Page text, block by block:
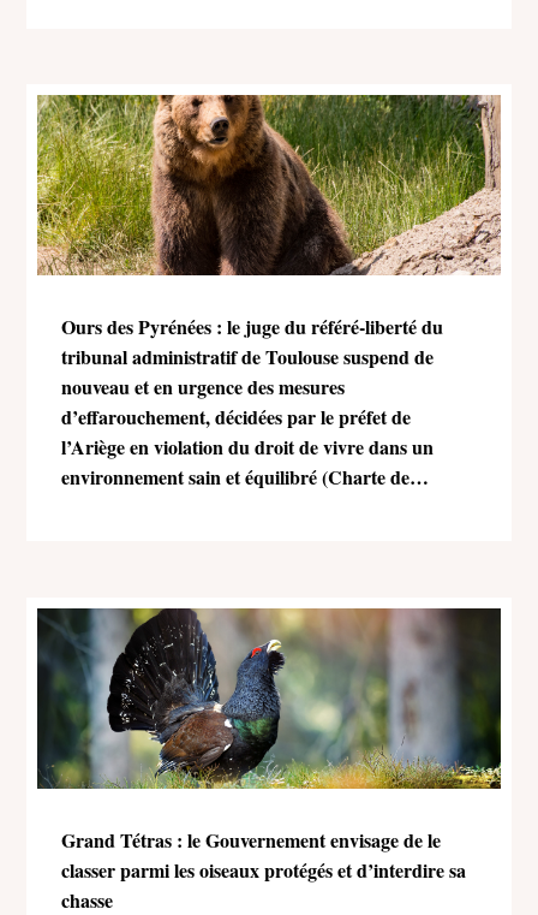
Ours des Pyrénées : le juge du référé-liberté du
tribunal administratif de Toulouse suspend de
nouveau et en urgence des mesures
d’effarouchement, décidées par le préfet de
l’Ariège en violation du droit de vivre dans un
environnement sain et équilibré (Charte de
Grand Tétras : le Gouvernement envisage de le
classer parmi les oiseaux protégés et d’interdire sa
chasse